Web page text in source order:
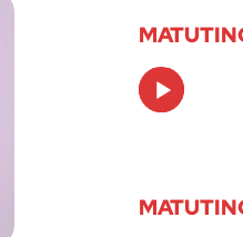
Audio
Player